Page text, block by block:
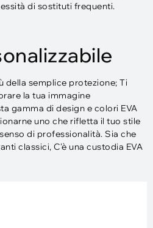
di sostituti frequenti.
della semplice protezione; Ti
la tua immagine
gamma di design e colori EVA
uno che rifletta il tuo stile
di professionalità. Sia che
classici, C'è una custodia EVA